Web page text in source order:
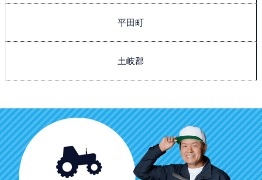
平田町
土岐郡